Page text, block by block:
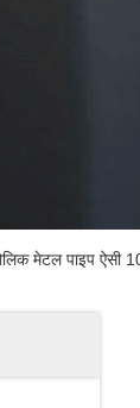
मेटल पाइप ऐसी